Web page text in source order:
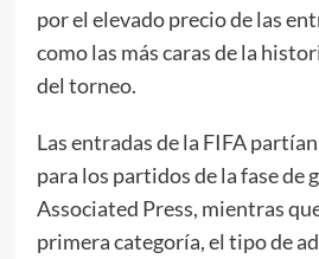
por el elevado precio de las
como las más caras de la
del torneo.
Las entradas de la FIFA
para los partidos de la fase de
Associated Press, mientras
primera categoría, el tipo de